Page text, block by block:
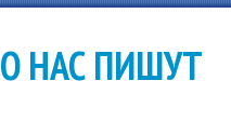
О НАС ПИШУТ